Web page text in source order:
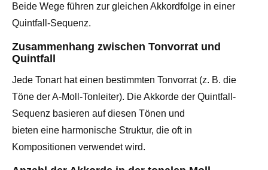
Beide Wege führen zur gleichen Akkordfolge in einer
Quintfall-Sequenz.
Zusammenhang zwischen Tonvorrat und
Quintfall
Jede Tonart hat einen bestimmten Tonvorrat (z. B. die
Töne der A-Moll-Tonleiter). Die Akkorde der Quintfall-
Sequenz basieren auf diesen Tönen und
bieten eine harmonische Struktur, die oft in
Kompositionen verwendet wird.